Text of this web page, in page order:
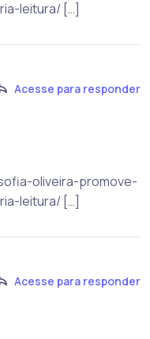
leitura/ […]
Acesse para responder
oliveira-promove-
leitura/ […]
Acesse para responder